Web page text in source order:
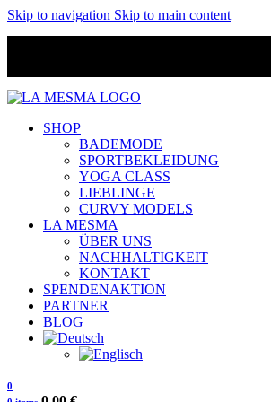
Skip to navigation Skip to main content
SHOP
BADEMODE
SPORTBEKLEIDUNG
YOGA CLASS
LIEBLINGE
CURVY MODELS
LA MESMA
ÜBER UNS
NACHHALTIGKEIT
KONTAKT
SPENDENAKTION
PARTNER
BLOG
0